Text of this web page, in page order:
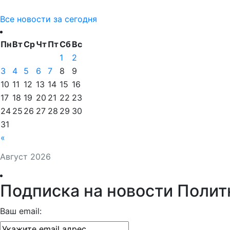
Все новости за сегодня
Август 2026
ПнВтСрЧтПтСбВс
«
1
2
3
4 5 6 7 8
9
10 11 12 13 14 15 16
17 18 19 20 21 22 23
24 25 26 27 28 29 30
31
Подписка на новости
Ваш email: